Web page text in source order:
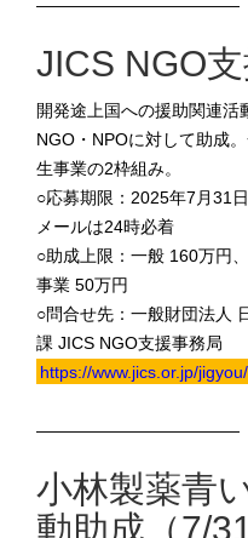
————————————
JICS NGO支
開発途上国への援助関連活
NGO・NPOに対して助成
生事業の2枠組み。
○応募期限：2025年7月31
メールは24時必着
○助成上限：一般 160万円
事業 50万円
○問合せ先：一般財団法人
課 JICS NGO支援事務局
https://www.jics.or.jp/
————————————
小林製薬青
動助成（7/31